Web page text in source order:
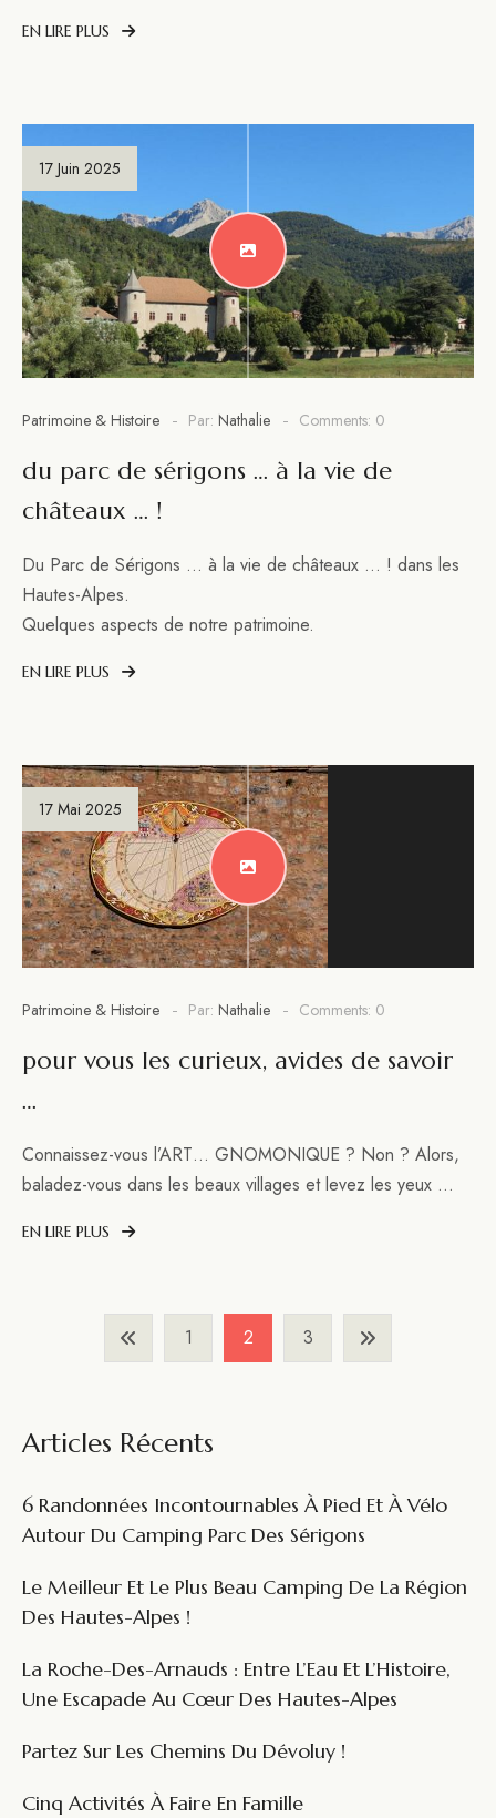
EN LIRE PLUS
17 Juin 2025
Patrimoine & Histoire Par: Nathalie Comments: 0
du parc de sérigons … à la vie de
châteaux … !
Du Parc de Sérigons … à la vie de châteaux … ! dans les
Hautes-Alpes.
Quelques aspects de notre patrimoine.
EN LIRE PLUS
17 Mai 2025
Patrimoine & Histoire Par: Nathalie Comments: 0
pour vous les curieux, avides de savoir
…
Connaissez-vous l’ART… GNOMONIQUE ? Non ? Alors,
baladez-vous dans les beaux villages et levez les yeux …
EN LIRE PLUS
Navigation
1 2 3
Articles Récents
6 Randonnées Incontournables À Pied Et À Vélo
Autour Du Camping Parc Des Sérigons
Le Meilleur Et Le Plus Beau Camping De La Région
Des Hautes-Alpes !
La Roche-Des-Arnauds : Entre L’Eau Et L’Histoire,
Une Escapade Au Cœur Des Hautes-Alpes
Partez Sur Les Chemins Du Dévoluy !
Cinq Activités À Faire En Famille